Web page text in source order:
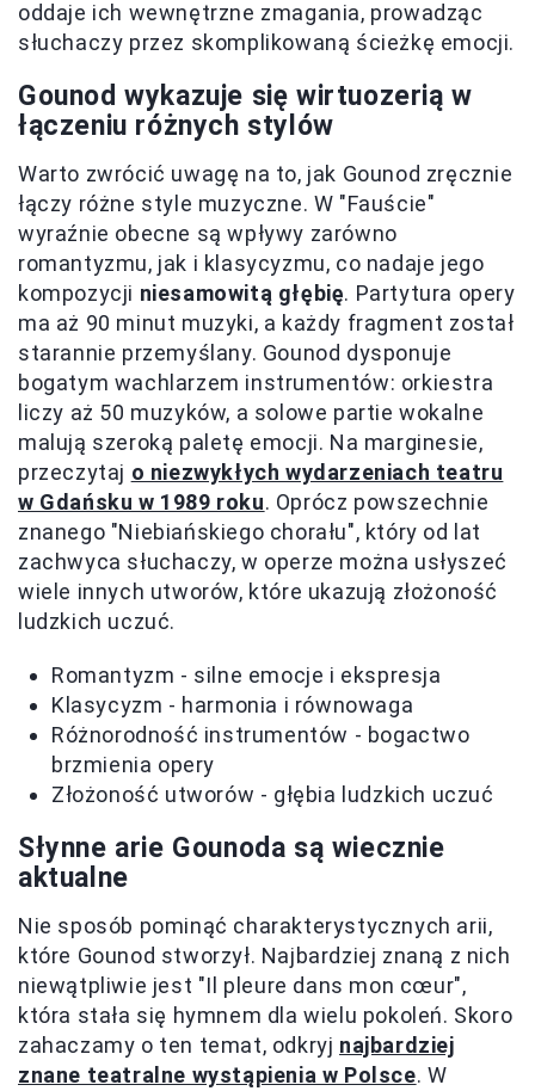
oddaje ich wewnętrzne zmagania, prowadząc
słuchaczy przez skomplikowaną ścieżkę emocji.
Gounod wykazuje się wirtuozerią w
łączeniu różnych stylów
Warto zwrócić uwagę na to, jak Gounod zręcznie
łączy różne style muzyczne. W "Fauście"
wyraźnie obecne są wpływy zarówno
romantyzmu, jak i klasycyzmu, co nadaje jego
kompozycji niesamowitą głębię. Partytura opery
ma aż 90 minut muzyki, a każdy fragment został
starannie przemyślany. Gounod dysponuje
bogatym wachlarzem instrumentów: orkiestra
liczy aż 50 muzyków, a solowe partie wokalne
malują szeroką paletę emocji. Na marginesie,
przeczytaj o niezwykłych wydarzeniach teatru
w Gdańsku w 1989 roku. Oprócz powszechnie
znanego "Niebiańskiego chorału", który od lat
zachwyca słuchaczy, w operze można usłyszeć
wiele innych utworów, które ukazują złożoność
ludzkich uczuć.
Romantyzm - silne emocje i ekspresja
Klasycyzm - harmonia i równowaga
Różnorodność instrumentów - bogactwo
brzmienia opery
Złożoność utworów - głębia ludzkich uczuć
Słynne arie Gounoda są wiecznie
aktualne
Nie sposób pominąć charakterystycznych arii,
które Gounod stworzył. Najbardziej znaną z nich
niewątpliwie jest "Il pleure dans mon cœur",
która stała się hymnem dla wielu pokoleń. Skoro
zahaczamy o ten temat, odkryj najbardziej
znane teatralne wystąpienia w Polsce. W